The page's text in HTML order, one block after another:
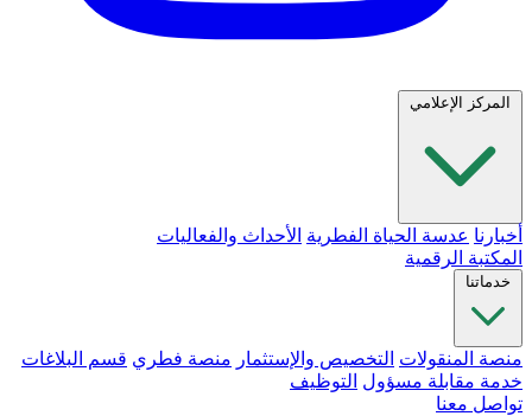
المركز الإعلامي
أخبارنا عدسة الحياة الفطرية الأحداث والفعاليات
المكتبة الرقمية
خدماتنا
منصة المنقولات التخصيص والإستثمار منصة فطري قسم البلاغات
خدمة مقابلة مسؤول التوظيف
تواصل معنا